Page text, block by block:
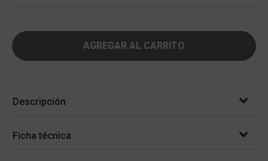
AGREGAR AL CARRITO
Descripción
Ficha técnica